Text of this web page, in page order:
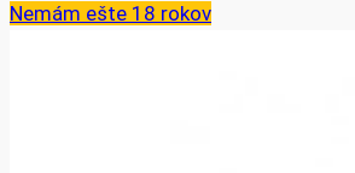
Nemám ešte 18 rokov